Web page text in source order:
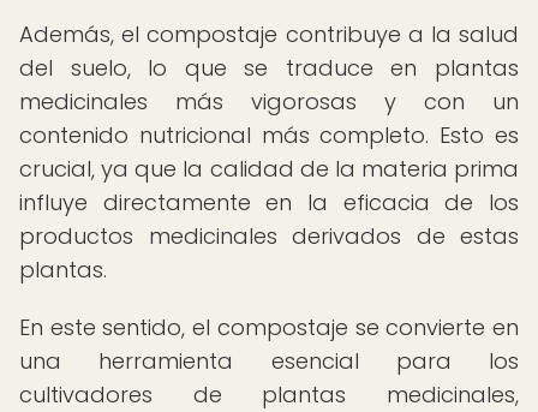
Además, el compostaje contribuye a la salud
del suelo, lo que se traduce en plantas
medicinales más vigorosas y con un
contenido nutricional más completo. Esto es
crucial, ya que la calidad de la materia prima
influye directamente en la eficacia de los
productos medicinales derivados de estas
plantas.
En este sentido, el compostaje se convierte en
una herramienta esencial para los
cultivadores de plantas medicinales,